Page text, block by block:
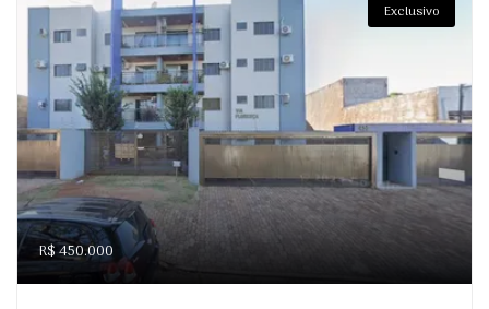
Exclusivo
R$ 450.000